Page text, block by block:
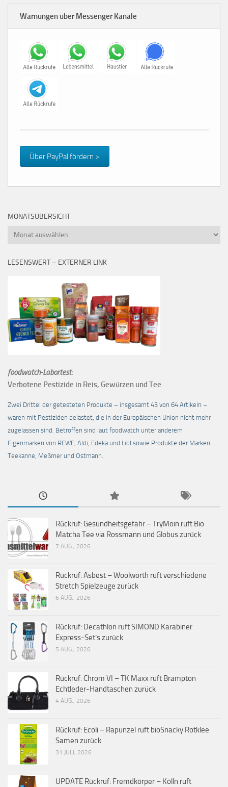
Warnungen über Messenger Kanäle
Über PayPal fördern >
MONATSÜBERSICHT
Monatsübersicht
LESENSWERT – EXTERNER LINK
foodwatch-Labortest:
Verbotene Pestizide in Reis, Gewürzen und Tee
Zwei Drittel der getesteten Produkte – insgesamt 43 von 64 Artikeln –
waren mit Pestiziden belastet, die in der Europäischen Union nicht mehr
zugelassen sind. Betroffen sind laut foodwatch unter anderem
Eigenmarken von REWE, Aldi, Edeka und Lidl sowie Produkte der Marken
Teekanne, Meßmer und Ostmann.
Rückruf: Gesundheitsgefahr – TryMoin ruft Bio
Matcha Tee via Rossmann und Globus zurück
7 AUG., 2026
Rückruf: Asbest – Woolworth ruft verschiedene
Stretch Spielzeuge zurück
6 AUG., 2026
Rückruf: Decathlon ruft SIMOND Karabiner
Express-Set’s zurück
5 AUG., 2026
Rückruf: Chrom VI – TK Maxx ruft Brampton
Echtleder-Handtaschen zurück
4 AUG., 2026
Rückruf: Ecoli – Rapunzel ruft bioSnacky Rotklee
Samen zurück
31 JULI, 2026
UPDATE Rückruf: Fremdkörper – Kölln ruft